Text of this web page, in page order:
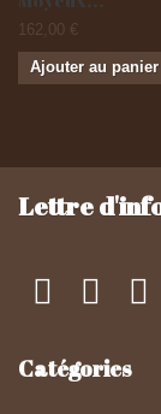
162,00 €
Ajouter au panier
Lettre
Catégories